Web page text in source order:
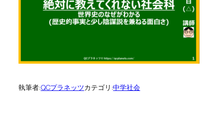
執筆者:QCプラネッツカテゴリ:中学社会